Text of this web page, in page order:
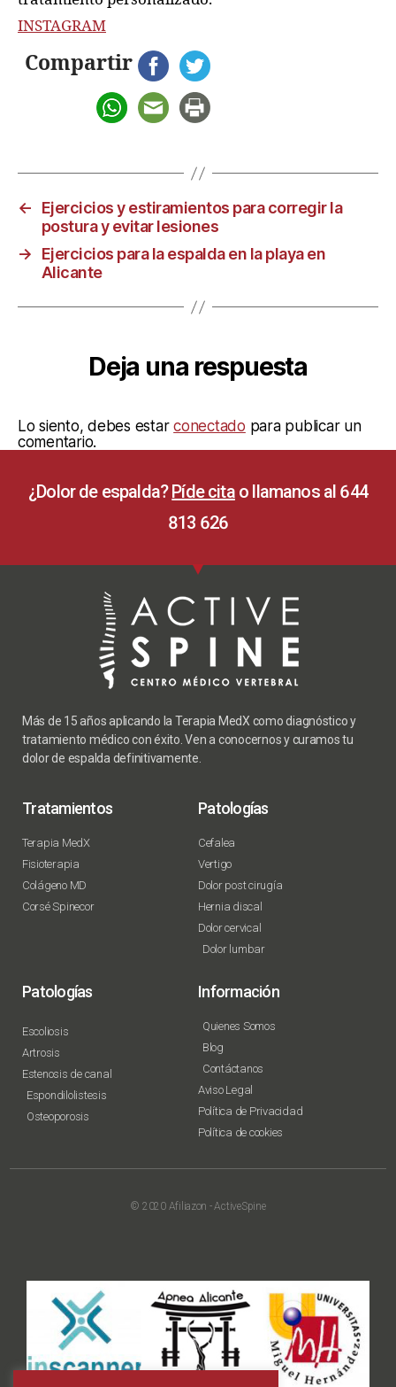
INSTAGRAM
Compartir
←
Ejercicios y estiramientos para corregir la
postura y evitar lesiones
→
Ejercicios para la espalda en la playa en
Alicante
Deja una respuesta
Lo siento, debes estarconectado para publicar un
comentario.
¿Dolor de espalda? Píde citao llamanos al 644
813 626
Más de 15 años aplicando la Terapia MedX como diagnóstico y
tratamiento médico con éxito. Ven a conocernos y curamos tu
dolor de espalda definitivamente.
Tratamientos
Terapia MedX
Fisioterapia
Colágeno MD
Corsé Spinecor
Patologías
Cefalea
Vertigo
Dolor post cirugía
Hernia discal
Dolor cervical
Dolor lumbar
Patologías
Escoliosis
Artrosis
Estenosis de canal
Espondilolistesis
Osteoporosis
Información
Quienes Somos
Blog
Contáctanos
Aviso Legal
Política de Privacidad
Política de cookies
© 2020 Afiliazon - ActiveSpine